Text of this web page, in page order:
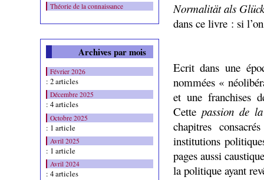
Théorie de la connaissance
Archives par mois
Février 2026
: 2 articles
Décembre 2025
: 4 articles
Octobre 2025
: 1 article
Avril 2025
: 1 article
Avril 2024
: 4 articles
Normalität als
dans ce livre : si
Ecrit dans une
nommées «
et une franchises
Cette passion de
chapitres
institutions
pages aussi
la politique ayant